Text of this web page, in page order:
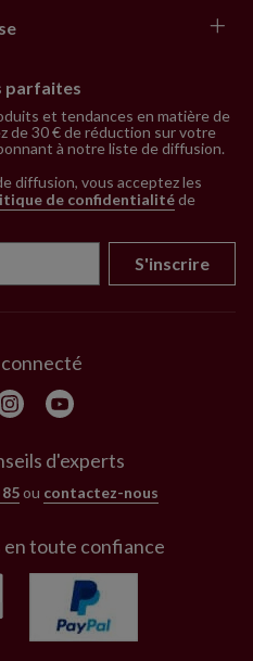
parfaites
et tendances en matière de
de 30 € de réduction sur votre
à notre liste de diffusion.
diffusion, vous acceptez les
de confidentialitéde
S'inscrire
d'experts
ou contactez-nous
en toute confiance